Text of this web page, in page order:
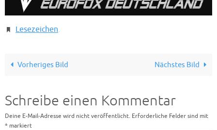
Lesezeichen.
Vorheriges Bild Nächstes Bild
Schreibe einen Kommentar
Deine E-Mail-Adresse wird nicht veröffentlicht. Erforderliche Felder sind mit
* markiert